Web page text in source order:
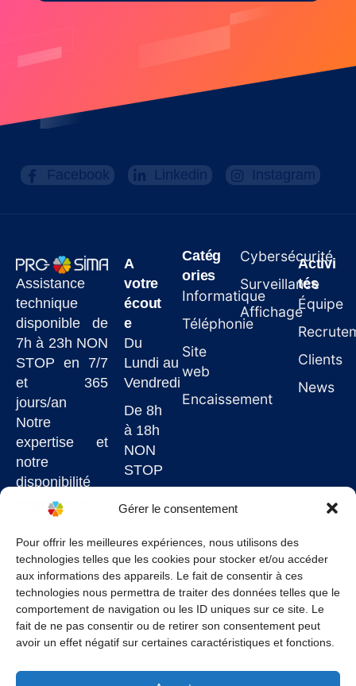
Gérer le consentement
Pour offrir les meilleures expériences, nous utilisons des
technologies telles que les cookies pour stocker et/ou accéder
aux informations des appareils. Le fait de consentir à ces
technologies nous permettra de traiter des données telles que le
comportement de navigation ou les ID uniques sur ce site. Le
fait de ne pas consentir ou de retirer son consentement peut
avoir un effet négatif sur certaines caractéristiques et fonctions.
Facebook Linkedin Instagram
Assistance
technique
disponible de
7h à 23h NON
STOP en 7/7
et 365
jours/an
Notre
expertise et
notre
disponibilité
garantissent
un service de
qualité à un
juste prix.
A
votre
écout
e
Du
Lundi au
Vendredi
De 8h
à 18h
NON
STOP
Catég
ories
Informatique
Téléphonie
Site
web
Encaissement
Cybersécurité
Surveillance
Affichage
Activi
tés
Équipe
Clients
News
Conditions Générales–Politique de confidentialité
–Mentions légales–Politique de cookies–